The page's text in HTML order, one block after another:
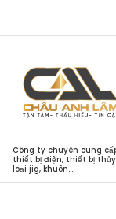
Công ty chuyên cung
thiết bị điện, thiết bị
loại jig, khuôn...